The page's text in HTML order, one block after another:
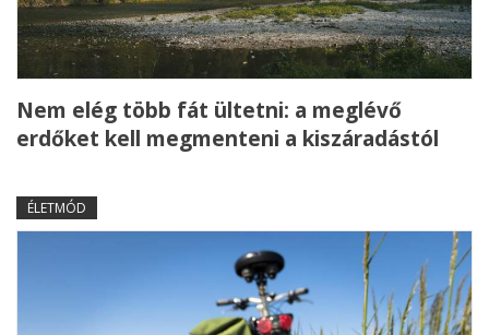
Nem elég több fát ültetni: a meglévő
erdőket kell megmenteni a kiszáradástól
ÉLETMÓD